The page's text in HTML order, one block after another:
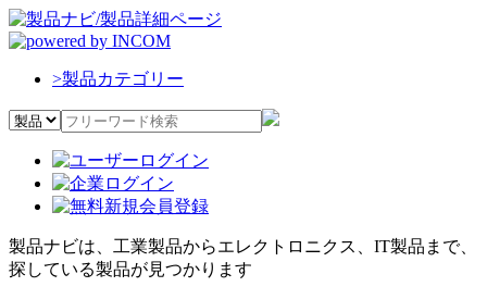
>製品カテゴリー
製品ナビは、工業製品からエレクトロニクス、IT製品まで、
探している製品が見つかります